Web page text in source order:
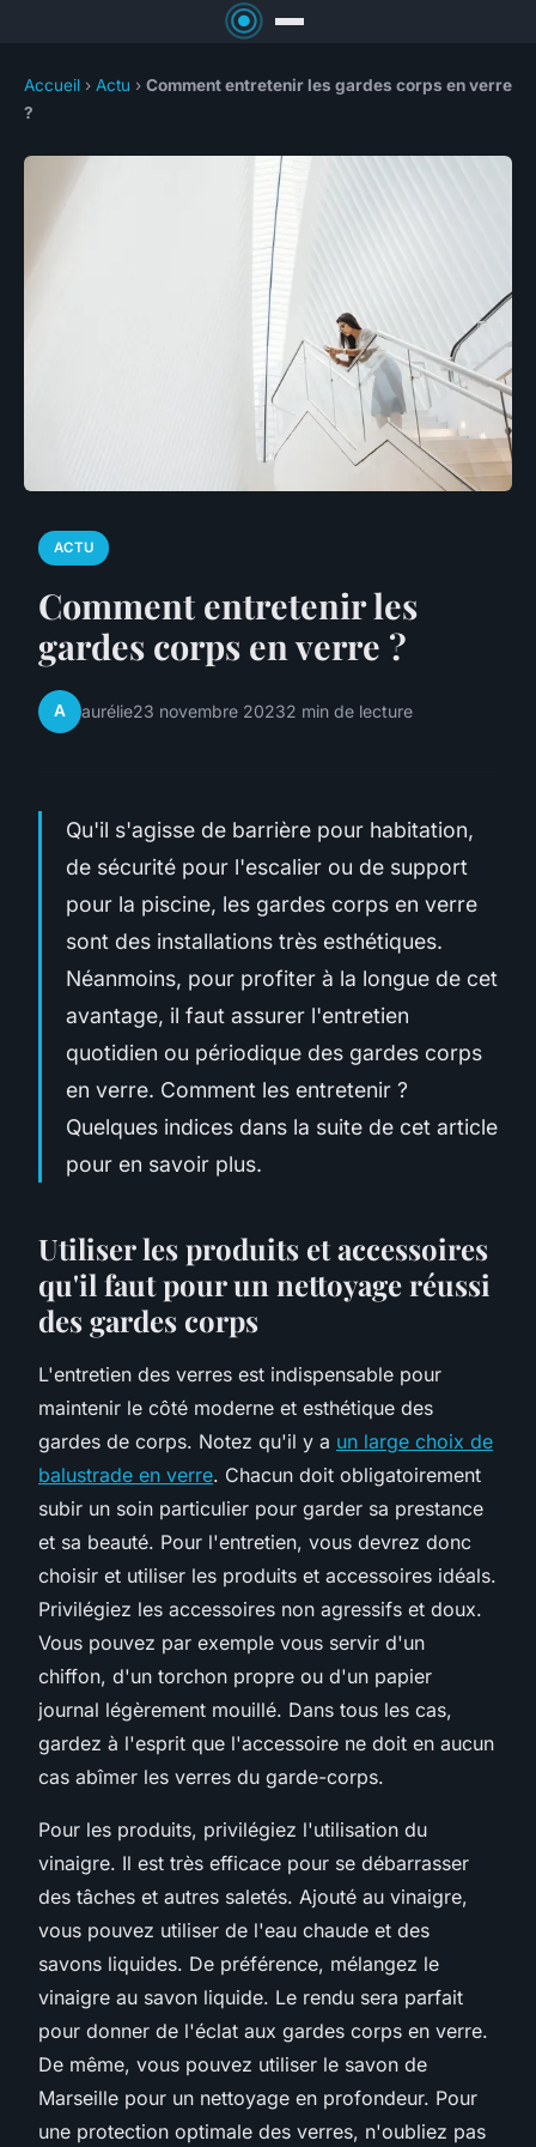
Accueil › Actu › Comment entretenir les gardes corps en verre
?
ACTU
Comment entretenir les
gardes corps en verre ?
A aurélie23 novembre 20232 min de lecture
Qu'il s'agisse de barrière pour habitation,
de sécurité pour l'escalier ou de support
pour la piscine, les gardes corps en verre
sont des installations très esthétiques.
Néanmoins, pour profiter à la longue de cet
avantage, il faut assurer l'entretien
quotidien ou périodique des gardes corps
en verre. Comment les entretenir ?
Quelques indices dans la suite de cet article
pour en savoir plus.
Utiliser les produits et accessoires
qu'il faut pour un nettoyage réussi
des gardes corps
L'entretien des verres est indispensable pour
maintenir le côté moderne et esthétique des
gardes de corps. Notez qu'il y a un large choix de
balustrade en verre. Chacun doit obligatoirement
subir un soin particulier pour garder sa prestance
et sa beauté. Pour l'entretien, vous devrez donc
choisir et utiliser les produits et accessoires idéals.
Privilégiez les accessoires non agressifs et doux.
Vous pouvez par exemple vous servir d'un
chiffon, d'un torchon propre ou d'un papier
journal légèrement mouillé. Dans tous les cas,
gardez à l'esprit que l'accessoire ne doit en aucun
cas abîmer les verres du garde-corps.
Pour les produits, privilégiez l'utilisation du
vinaigre. Il est très efficace pour se débarrasser
des tâches et autres saletés. Ajouté au vinaigre,
vous pouvez utiliser de l'eau chaude et des
savons liquides. De préférence, mélangez le
vinaigre au savon liquide. Le rendu sera parfait
pour donner de l'éclat aux gardes corps en verre.
De même, vous pouvez utiliser le savon de
Marseille pour un nettoyage en profondeur. Pour
une protection optimale des verres, n'oubliez pas